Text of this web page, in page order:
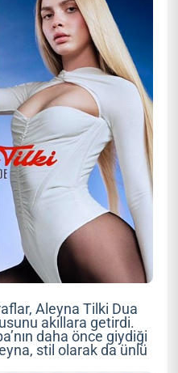
Aleyna Tilki Dua
akıllara getirdi.
daha önce giydiği
stil olarak da ünlü